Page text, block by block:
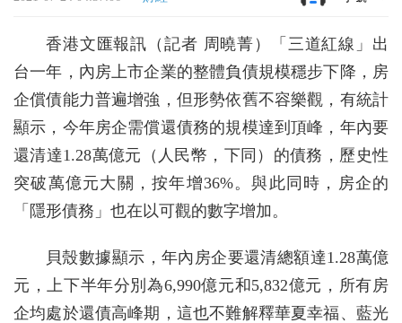
香港文匯報訊（記者 周曉菁）「三道紅線」出
台一年，內房上市企業的整體負債規模穩步下降，房
企償債能力普遍增強，但形勢依舊不容樂觀，有統計
顯示，今年房企需償還債務的規模達到頂峰，年內要
還清達1.28萬億元（人民幣，下同）的債務，歷史性
突破萬億元大關，按年增36%。與此同時，房企的
「隱形債務」也在以可觀的數字增加。
貝殼數據顯示，年內房企要還清總額達1.28萬億
元，上下半年分別為6,990億元和5,832億元，所有房
企均處於還債高峰期，這也不難解釋華夏幸福、藍光